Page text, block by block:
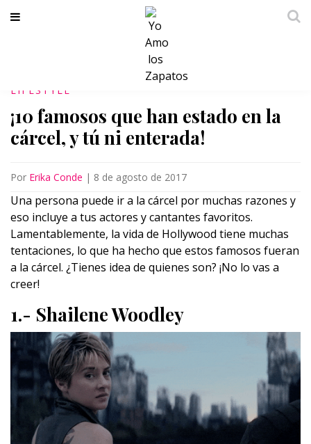
LIFESTYLE
¡10 famosos que han estado en la
cárcel, y tú ni enterada!
Por Erika Conde | 8 de agosto de 2017
Una persona puede ir a la cárcel por muchas razones y
eso incluye a tus actores y cantantes favoritos.
Lamentablemente, la vida de Hollywood tiene muchas
tentaciones, lo que ha hecho que estos famosos fueran
a la cárcel. ¿Tienes idea de quienes son? ¡No lo vas a
creer!
1.- Shailene Woodley